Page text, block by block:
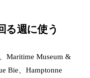
る週に使う
Maritime Museum &
Bie、Hamptonne